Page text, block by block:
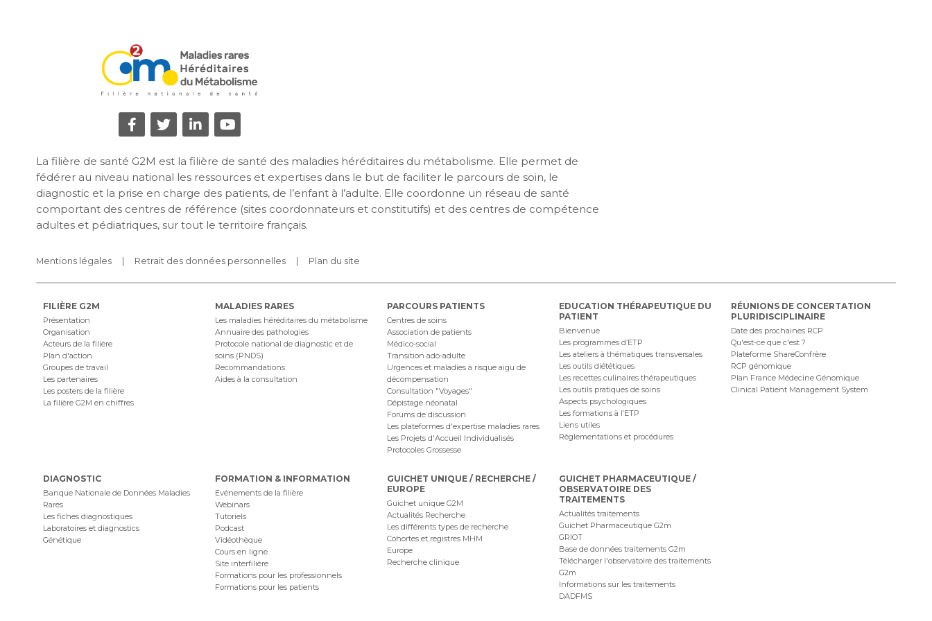
La filière de santé G2M est la filière de santé des maladies héréditaires du métabolisme. Elle permet de
fédérer au niveau national les ressources et expertises dans le but de faciliter le parcours de soin, le
diagnostic et la prise en charge des patients, de l’enfant à l’adulte. Elle coordonne un réseau de santé
comportant des centres de référence (sites coordonnateurs et constitutifs) et des centres de compétence
adultes et pédiatriques, sur tout le territoire français.
Mentions légales Retrait des données personnelles Plan du site
FILIÈRE G2M
Présentation
Organisation
Acteurs de la filière
Plan d'action
Groupes de travail
Les partenaires
Les posters de la filière
La filière G2M en chiffres
MALADIES RARES
Les maladies héréditaires du métabolisme
Annuaire des pathologies
Protocole national de diagnostic et de
soins (PNDS)
Recommandations
Aides à la consultation
PARCOURS PATIENTS
Centres de soins
Association de patients
Médico-social
Transition ado-adulte
Urgences et maladies à risque aigu de
décompensation
Consultation "Voyages"
Dépistage néonatal
Forums de discussion
Les plateformes d'expertise maladies rares
Les Projets d'Accueil Individualisés
Protocoles Grossesse
EDUCATION THÉRAPEUTIQUE DU
PATIENT
Bienvenue
Les programmes d’ETP
Les ateliers à thématiques transversales
Les outils diététiques
Les recettes culinaires thérapeutiques
Les outils pratiques de soins
Aspects psychologiques
Les formations à l’ETP
Liens utiles
Règlementations et procédures
RÉUNIONS DE CONCERTATION
PLURIDISCIPLINAIRE
Date des prochaines RCP
Qu'est-ce que c'est ?
Plateforme ShareConfrère
RCP génomique
Plan France Médecine Génomique
Clinical Patient Management System
DIAGNOSTIC
Banque Nationale de Données Maladies
Rares
Les fiches diagnostiques
Laboratoires et diagnostics
Génétique
FORMATION & INFORMATION
Evénements de la filière
Webinars
Tutoriels
Podcast
Vidéothèque
Cours en ligne
Site interfilière
Formations pour les professionnels
Formations pour les patients
GUICHET UNIQUE / RECHERCHE /
EUROPE
Guichet unique G2M
Actualités Recherche
Les différents types de recherche
Cohortes et registres MHM
Europe
Recherche clinique
GUICHET PHARMACEUTIQUE /
OBSERVATOIRE DES
TRAITEMENTS
Actualités traitements
Guichet Pharmaceutique G2m
GRIOT
Base de données traitements G2m
Télécharger l'observatoire des traitements
G2m
Informations sur les traitements
DADFMS